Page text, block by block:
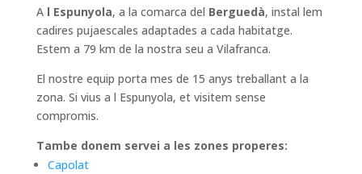
A l Espunyola, a la comarca del Berguedà, instal lem
cadires pujaescales adaptades a cada habitatge.
Estem a 79 km de la nostra seu a Vilafranca.
El nostre equip porta mes de 15 anys treballant a la
zona. Si vius a l Espunyola, et visitem sense
compromis.
Tambe donem servei a les zones properes:
Capolat